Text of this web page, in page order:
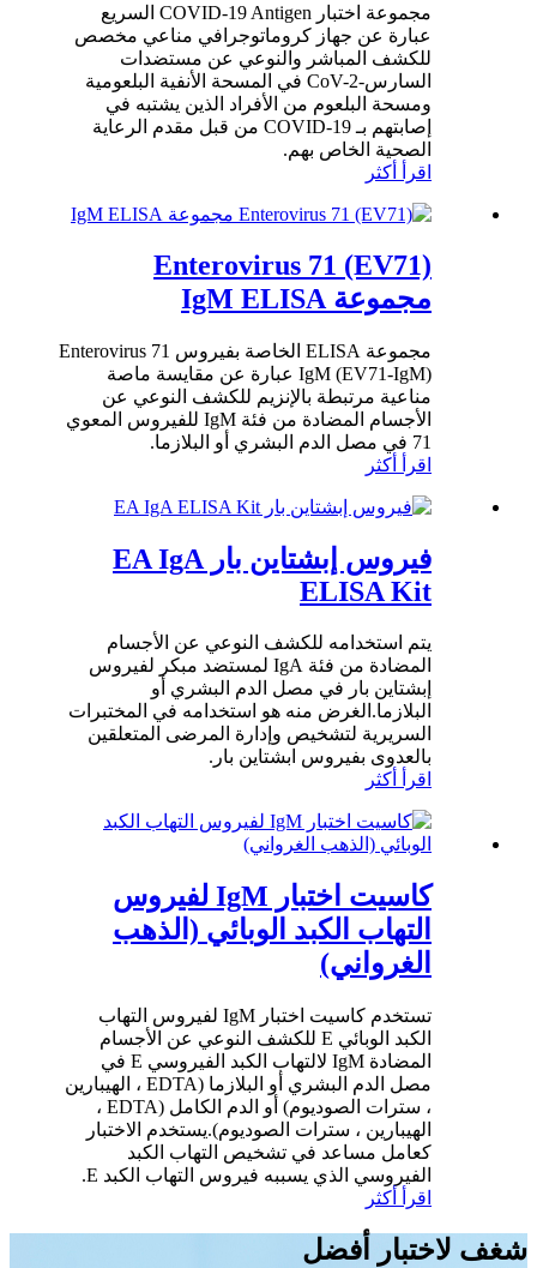
مجموعة اختبار COVID-19 Antigen السريع
عبارة عن جهاز كروماتوجرافي مناعي مخصص
للكشف المباشر والنوعي عن مستضدات
السارس-CoV-2 في المسحة الأنفية البلعومية
ومسحة البلعوم من الأفراد الذين يشتبه في
إصابتهم بـ COVID-19 من قبل مقدم الرعاية
الصحية الخاص بهم.
اقرأ أكثر
Enterovirus 71 (EV71)
مجموعة IgM ELISA
مجموعة ELISA الخاصة بفيروس Enterovirus 71
IgM (EV71-IgM) عبارة عن مقايسة ماصة
مناعية مرتبطة بالإنزيم للكشف النوعي عن
الأجسام المضادة من فئة IgM للفيروس المعوي
71 في مصل الدم البشري أو البلازما.
اقرأ أكثر
فيروس إبشتاين بار EA IgA
ELISA Kit
يتم استخدامه للكشف النوعي عن الأجسام
المضادة من فئة IgA لمستضد مبكر لفيروس
إبشتاين بار في مصل الدم البشري أو
البلازما.الغرض منه هو استخدامه في المختبرات
السريرية لتشخيص وإدارة المرضى المتعلقين
بالعدوى بفيروس ابشتاين بار.
اقرأ أكثر
كاسيت اختبار IgM لفيروس
التهاب الكبد الوبائي (الذهب
الغرواني)
تستخدم كاسيت اختبار IgM لفيروس التهاب
الكبد الوبائي E للكشف النوعي عن الأجسام
المضادة IgM لالتهاب الكبد الفيروسي E في
مصل الدم البشري أو البلازما (EDTA ، الهيبارين
، سترات الصوديوم) أو الدم الكامل (EDTA ،
الهيبارين ، سترات الصوديوم).يستخدم الاختبار
كعامل مساعد في تشخيص التهاب الكبد
الفيروسي الذي يسببه فيروس التهاب الكبد E.
اقرأ أكثر
شغف لاختبار أفضل